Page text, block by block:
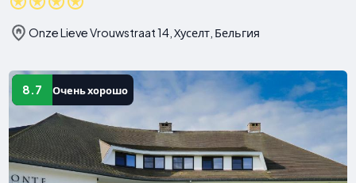
Onze Lieve Vrouwstraat 14, Хуселт, Бельгия
8.7 Очень хорошо